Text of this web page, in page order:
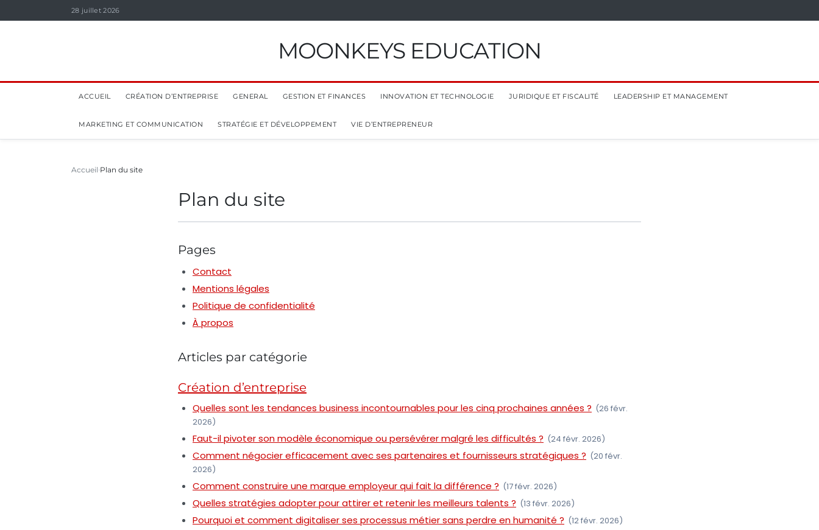
28 juillet 2026
MOONKEYS EDUCATION
ACCUEIL CRÉATION D’ENTREPRISE GENERAL GESTION ET FINANCES INNOVATION ET TECHNOLOGIE JURIDIQUE ET FISCALITÉ LEADERSHIP ET MANAGEMENT
MARKETING ET COMMUNICATION STRATÉGIE ET DÉVELOPPEMENT VIE D’ENTREPRENEUR
Accueil Plan du site
Plan du site
Pages
Contact
Mentions légales
Politique de confidentialité
À propos
Articles par catégorie
Création d’entreprise
Quelles sont les tendances business incontournables pour les cinq prochaines années ? (26 févr.
2026)
Faut-il pivoter son modèle économique ou persévérer malgré les difficultés ? (24 févr. 2026)
Comment négocier efficacement avec ses partenaires et fournisseurs stratégiques ? (20 févr.
2026)
Comment construire une marque employeur qui fait la différence ? (17 févr. 2026)
Quelles stratégies adopter pour attirer et retenir les meilleurs talents ? (13 févr. 2026)
Pourquoi et comment digitaliser ses processus métier sans perdre en humanité ? (12 févr. 2026)